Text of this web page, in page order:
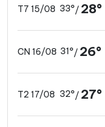
T7 15/08 33°/ 28°
CN 16/08 31°/ 26°
T2 17/08 32°/ 27°